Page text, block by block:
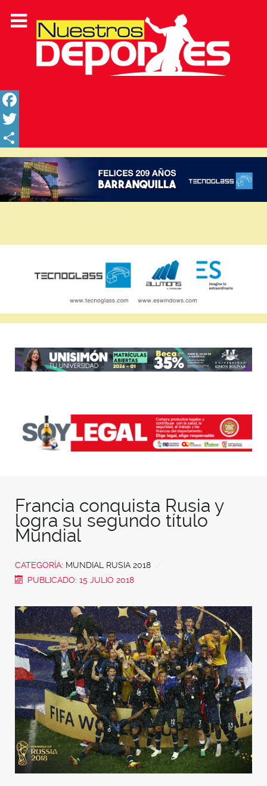
Facebook
Twitter
Share
Francia conquista Rusia y
logra su segundo título
Mundial
CATEGORÍA: MUNDIAL RUSIA 2018
PUBLICADO: 15 JULIO 2018